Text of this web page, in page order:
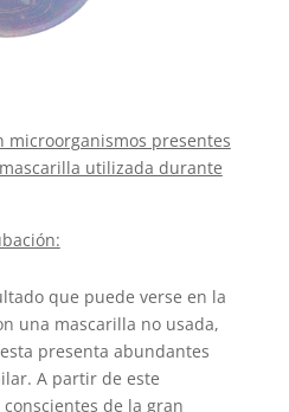
microorganismos presentes
utilizada durante
que puede verse en la
una mascarilla no usada,
presenta abundantes
A partir de este
de la gran